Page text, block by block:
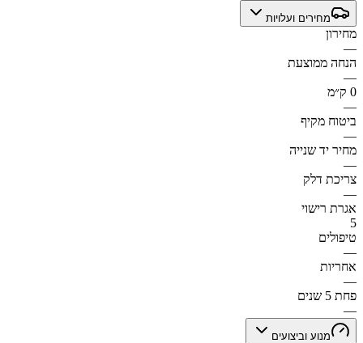
מחירים ועלויות
מחירון
—
הנחה ממוצעת
—
0 ק״מ
—
ביטוח מקיף
—
מחיר יד שנייה
—
צריכת דלק
—
אגרת רישוי
5
טיפולים
—
אחריות
—
פחת 5 שנים
—
מנוע וביצועים